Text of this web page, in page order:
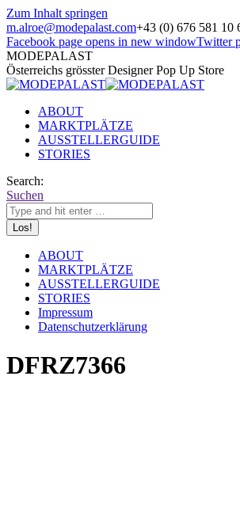
Zum Inhalt springen
m.alroe@modepalast.com+43 (0) 676 581 10
Facebook page opens in new windowTwitter
MODEPALAST
Österreichs grösster Designer Pop Up Store
ABOUT
MARKTPLÄTZE
AUSSTELLERGUIDE
STORIES
Search:
Suchen
ABOUT
MARKTPLÄTZE
AUSSTELLERGUIDE
STORIES
Impressum
Datenschutzerklärung
DFRZ7366